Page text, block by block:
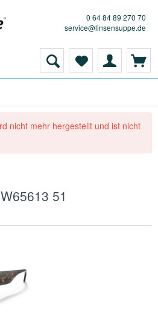
0 64 84 89 270 70
service@linsensuppe.de
nicht mehr hergestellt und ist nicht
51